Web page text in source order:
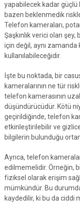
yapabilecek kadar güçlü
bazen beklenmedik
Telefon kameraları,
Şaşkınlık verici olan
için değil, aynı
kullanılabileceğidir.
İşte bu noktada, bir
kameralarının ne tür
telefon kamerasının
düşündürücüdür. Kötü
geçirildiğinde, telefon
etkinleştirilebilir ve
bilgilerin bulunduğu
Ayrıca, telefon
edilmemelidir. Örneğin,
fiziksel olarak erişim
mümkündür. Bu
kaydedilir, ki bu da ciddi